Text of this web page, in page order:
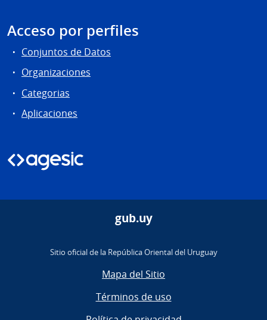
Acceso por perfiles
Conjuntos de Datos
Organizaciones
Categorias
Aplicaciones
gub.uy
Sitio oficial de la República Oriental del Uruguay
Mapa del Sitio
Términos de uso